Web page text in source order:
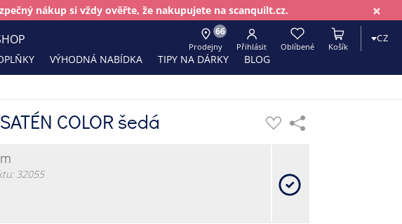
×
nákup si vždy ověřte, že nakupujete na scanquilt.cz.
VÝHODNÁ NABÍDKA TIPY NA DÁRKY BLOG
66
Prodejny Přihlásit Oblíbené Košík
CZ
COLOR šedá
32055